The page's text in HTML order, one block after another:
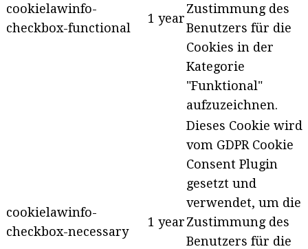
cookielawinfo-
checkbox-functional
1 year
Zustimmung des
Benutzers für die
Cookies in der
Kategorie
"Funktional"
aufzuzeichnen.
cookielawinfo-
checkbox-necessary
1 year
Dieses Cookie wird
vom GDPR Cookie
Consent Plugin
gesetzt und
verwendet, um die
Zustimmung des
Benutzers für die